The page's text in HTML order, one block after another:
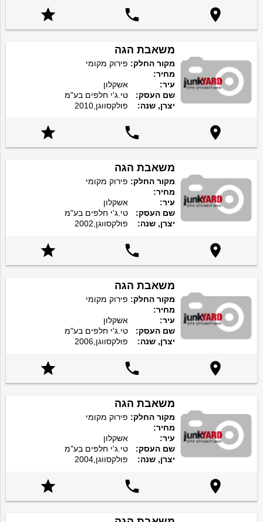



משאבת הגה
מקור החלק: פירוק מקומי
מחיר:
עיר:
אשקלון
שם העסק:
טי.ג'י חלפים בע"מ
יצרן, שנה:
פולקסווגן,2010



משאבת הגה
מקור החלק: פירוק מקומי
מחיר:
עיר:
אשקלון
שם העסק:
טי.ג'י חלפים בע"מ
יצרן, שנה:
פולקסווגן,2002



משאבת הגה
מקור החלק: פירוק מקומי
מחיר:
עיר:
אשקלון
שם העסק:
טי.ג'י חלפים בע"מ
יצרן, שנה:
פולקסווגן,2006



משאבת הגה
מקור החלק: פירוק מקומי
מחיר:
עיר:
אשקלון
שם העסק:
טי.ג'י חלפים בע"מ
יצרן, שנה:
פולקסווגן,2004


